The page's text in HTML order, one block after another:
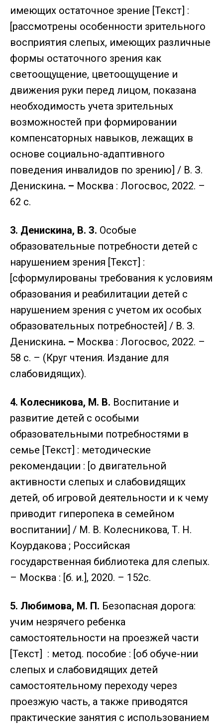
имеющих остаточное зрение [Текст] :
[рассмотрены особенности зрительного
восприятия слепых, имеющих различные
формы остаточного зрения как
светоощущение, цветоощущение и
движения руки перед лицом, показана
необходимость учета зрительных
возможностей при формировании
компенсаторных навыков, лежащих в
основе социально-адаптивного
поведения инвалидов по зрению] / В. З.
Денискина. – Москва : Логосвос, 2022. –
62 с.
3. Денискина, В. З. Особые
образовательные потребности детей с
нарушением зрения [Текст] :
[сформулированы требования к условиям
образования и реабилитации детей с
нарушением зрения с учетом их особых
образовательных потребностей] / В. З.
Денискина. – Москва : Логосвос, 2022. –
58 с. – (Круг чтения. Издание для
слабовидящих).
4. Колесникова, М. В. Воспитание и
развитие детей с особыми
образовательными потребностями в
семье [Текст] : методические
рекомендации : [о двигательной
активности слепых и слабовидящих
детей, об игровой деятельности и к чему
приводит гиперопека в семейном
воспитании] / М. В. Колесникова, Т. Н.
Коурдакова ; Российская
государственная библиотека для слепых.
– Москва : [б. и.], 2020. – 152с.
5. Любимова, М. П. Безопасная дорога:
учим незрячего ребенка
самостоятельности на проезжей части
[Текст] : метод. пособие : [об обуче-нии
слепых и слабовидящих детей
самостоятельному переходу через
проезжую часть, а также приводятся
практические занятия с использованием